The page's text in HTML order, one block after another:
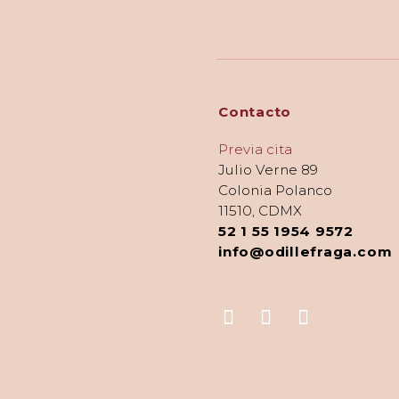
Contacto
Previa cita
Julio Verne 89
Colonia Polanco
11510, CDMX
52 1 55 1954 9572
info@odillefraga.com